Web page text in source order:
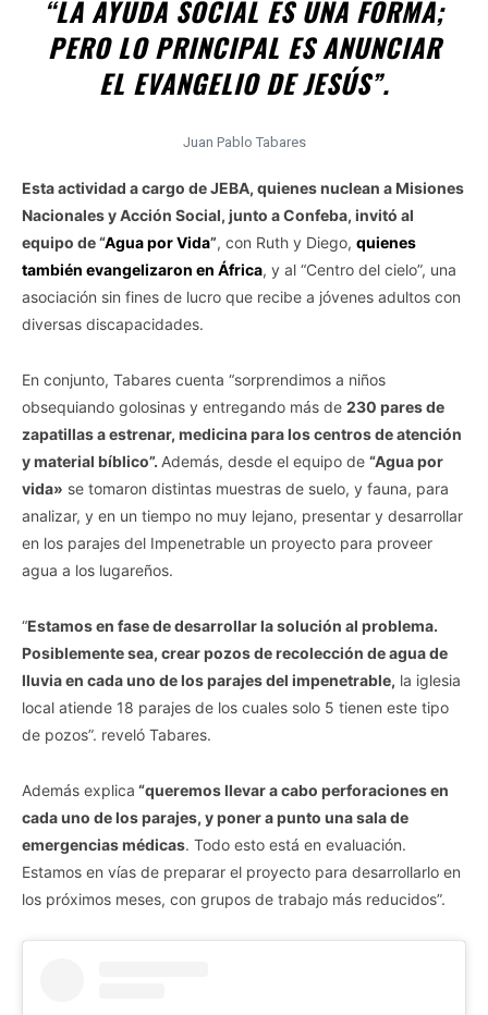
“LA AYUDA SOCIAL ES UNA FORMA;
PERO LO PRINCIPAL ES ANUNCIAR
EL EVANGELIO DE JESÚS”.
Juan Pablo Tabares
Esta actividad a cargo de JEBA, quienes nuclean a Misiones
Nacionales y Acción Social, junto a Confeba, invitó al
equipo de “Agua por Vida”, con Ruth y Diego, quienes
también evangelizaron en África, y al “Centro del cielo”, una
asociación sin fines de lucro que recibe a jóvenes adultos con
diversas discapacidades.
En conjunto, Tabares cuenta “sorprendimos a niños
obsequiando golosinas y entregando más de 230 pares de
zapatillas a estrenar, medicina para los centros de atención
y material bíblico”. Además, desde el equipo de “Agua por
vida» se tomaron distintas muestras de suelo, y fauna, para
analizar, y en un tiempo no muy lejano, presentar y desarrollar
en los parajes del Impenetrable un proyecto para proveer
agua a los lugareños.
“Estamos en fase de desarrollar la solución al problema.
Posiblemente sea, crear pozos de recolección de agua de
lluvia en cada uno de los parajes del impenetrable, la iglesia
local atiende 18 parajes de los cuales solo 5 tienen este tipo
de pozos”. reveló Tabares.
Además explica “queremos llevar a cabo perforaciones en
cada uno de los parajes, y poner a punto una sala de
emergencias médicas. Todo esto está en evaluación.
Estamos en vías de preparar el proyecto para desarrollarlo en
los próximos meses, con grupos de trabajo más reducidos”.